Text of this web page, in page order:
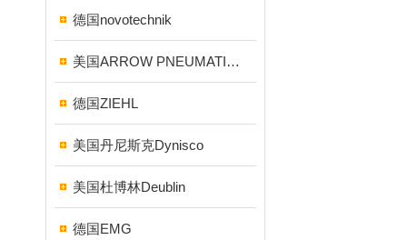
德国novotechnik
美国ARROW PNEUMATICS
德国ZIEHL
美国丹尼斯克Dynisco
美国杜博林Deublin
德国EMG